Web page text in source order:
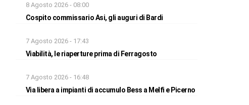
8 Agosto 2026 - 08:00
Cospito commissario Asi, gli auguri di Bardi
7 Agosto 2026 - 17:43
Viabilità, le riaperture prima di Ferragosto
7 Agosto 2026 - 16:48
Via libera a impianti di accumulo Bess a Melfi e Picerno